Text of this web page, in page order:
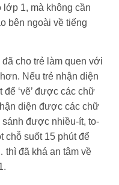
lớp 1, mà không cần
bên ngoài về tiếng
cho trẻ làm quen với
Nếu trẻ nhận diện
‘vẽ’ được các chữ
diện được các chữ
được nhiều-ít, to-
chỗ suốt 15 phút để
thì đã khá an tâm về